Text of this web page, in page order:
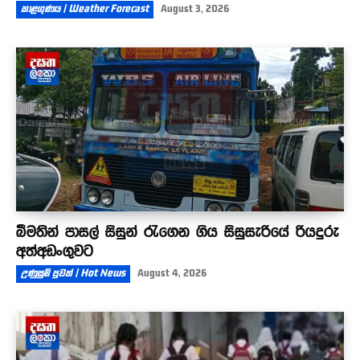
කාළගුණය | Weather Forecast August 3, 2026
බීමතින් පාසල් සිසුන් රැගෙන ගිය සිසුසැරියේ රියදුරු
අත්අඩංගුවට
උණුසුම් පුවත් | Hot News August 4, 2026